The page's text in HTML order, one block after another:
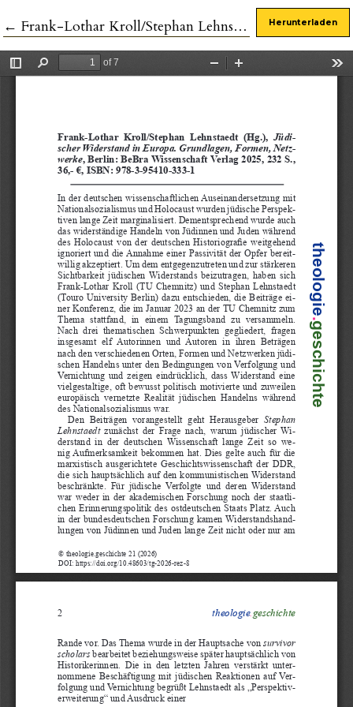
← Zu Artikeldetails zurückkehren
Frank-Lothar Kroll/Stephan Lehnstaedt (Hg.), Jüdischer Widerstand in Europa. Grundlagen, Formen, Netzwerke Herunterladen